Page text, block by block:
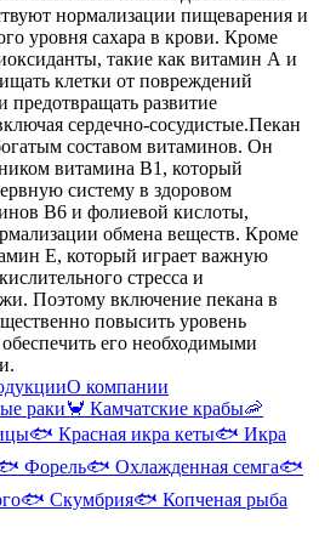
нормализации пищеварения и
уровня сахара в крови. Кроме
такие как витамин А и
клетки от повреждений
развитие
сердечно-сосудистые.Пекан
составом витаминов. Он
витамина В1, который
систему в здоровом
B6 и фолиевой кислоты,
обмена веществ. Кроме
Е, который играет важную
стресса и
Поэтому включение пекана в
повысить уровень
его необходимыми
О компании
раки🦀 Камчатские крабы🦐
🐟 Красная икра кеты🐟 Икра
Форель🐟 Охлажденная семга🐟
🐟 Скумбрия🐟 Копченая рыба